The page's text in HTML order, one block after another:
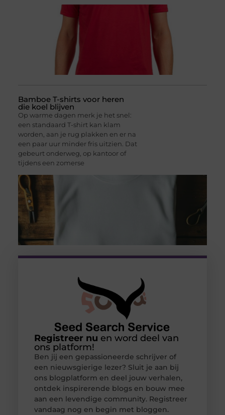
Bamboe T-shirts voor heren
die koel blijven
Op warme dagen merk je het snel:
een standaard T-shirt kan klam
worden, aan je rug plakken en er na
een paar uur minder fris uitzien. Dat
gebeurt onderweg, op kantoor of
tijdens een zomerse
Registreer nu en word deel van
ons platform!
Ben jij een gepassioneerde schrijver of
een nieuwsgierige lezer? Sluit je aan bij
ons blogplatform en deel jouw verhalen,
ontdek inspirerende blogs en bouw mee
aan een levendige community. Registreer
vandaag nog en begin met bloggen.